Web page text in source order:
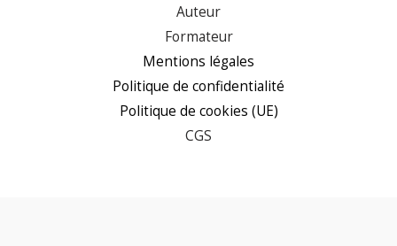
Auteur
Formateur
Mentions légales
Politique de confidentialité
Politique de cookies (UE)
CGS